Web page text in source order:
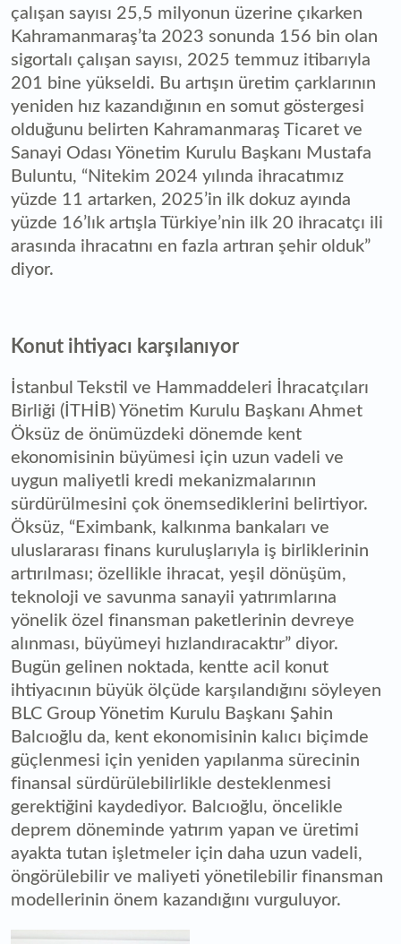
çalışan sayısı 25,5 milyonun üzerine çıkarken
Kahramanmaraş’ta 2023 sonunda 156 bin olan
sigortalı çalışan sayısı, 2025 temmuz itibarıyla
201 bine yükseldi. Bu artışın üretim çarklarının
yeniden hız kazandığının en somut göstergesi
olduğunu belirten Kahramanmaraş Ticaret ve
Sanayi Odası Yönetim Kurulu Başkanı Mustafa
Buluntu, “Nitekim 2024 yılında ihracatımız
yüzde 11 artarken, 2025’in ilk dokuz ayında
yüzde 16’lık artışla Türkiye’nin ilk 20 ihracatçı ili
arasında ihracatını en fazla artıran şehir olduk”
diyor.
Konut ihtiyacı karşılanıyor
İstanbul Tekstil ve Hammaddeleri İhracatçıları
Birliği (İTHİB) Yönetim Kurulu Başkanı Ahmet
Öksüz de önümüzdeki dönemde kent
ekonomisinin büyümesi için uzun vadeli ve
uygun maliyetli kredi mekanizmalarının
sürdürülmesini çok önemsediklerini belirtiyor.
Öksüz, “Eximbank, kalkınma bankaları ve
uluslararası finans kuruluşlarıyla iş birliklerinin
artırılması; özellikle ihracat, yeşil dönüşüm,
teknoloji ve savunma sanayii yatırımlarına
yönelik özel finansman paketlerinin devreye
alınması, büyümeyi hızlandıracaktır” diyor.
Bugün gelinen noktada, kentte acil konut
ihtiyacının büyük ölçüde karşılandığını söyleyen
BLC Group Yönetim Kurulu Başkanı Şahin
Balcıoğlu da, kent ekonomisinin kalıcı biçimde
güçlenmesi için yeniden yapılanma sürecinin
finansal sürdürülebilirlikle desteklenmesi
gerektiğini kaydediyor. Balcıoğlu, öncelikle
deprem döneminde yatırım yapan ve üretimi
ayakta tutan işletmeler için daha uzun vadeli,
öngörülebilir ve maliyeti yönetilebilir finansman
modellerinin önem kazandığını vurguluyor.